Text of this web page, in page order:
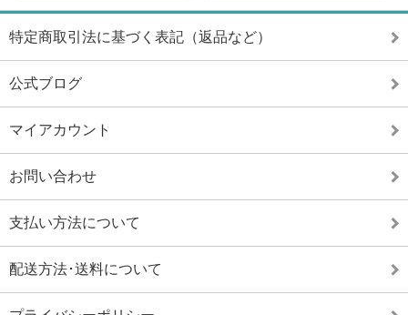
特定商取引法に基づく表記（返品など）
公式ブログ
マイアカウント
お問い合わせ
支払い方法について
配送方法･送料について